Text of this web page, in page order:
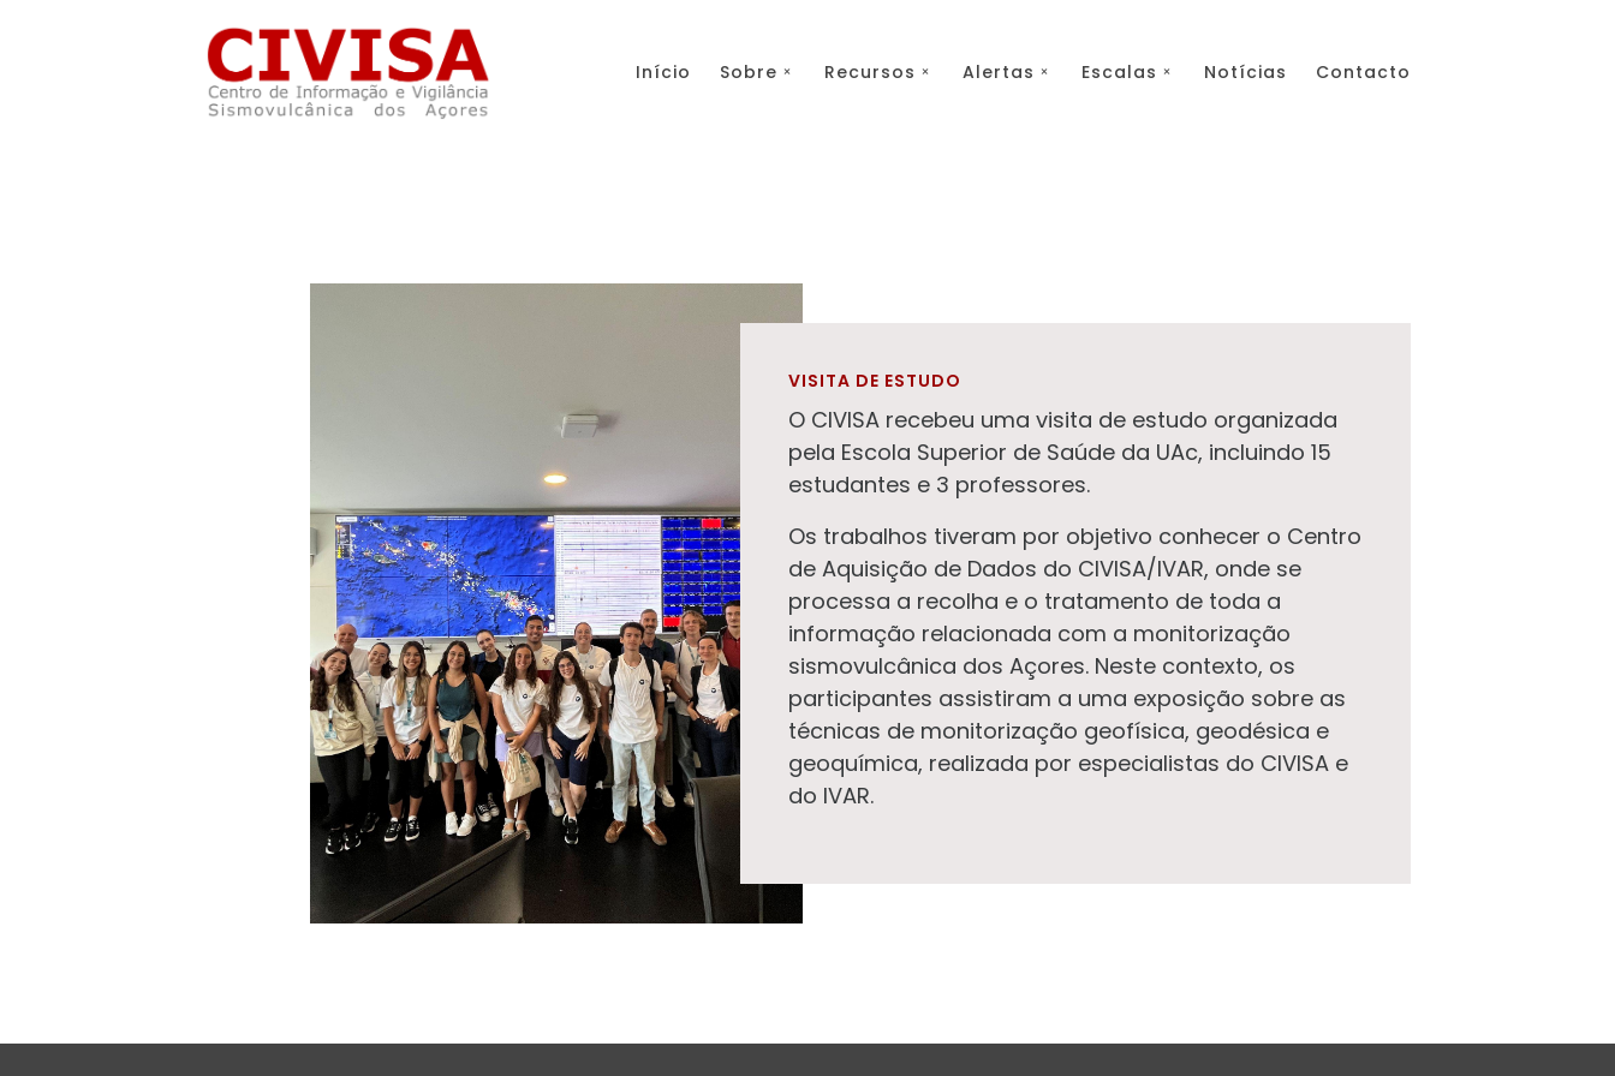
Skip to main content
Início Sobre Recursos Alertas Escalas Notícias Contacto
VISITA DE ESTUDO
O CIVISA recebeu uma visita de estudo organizada
pela Escola Superior de Saúde da UAc, incluindo 15
estudantes e 3 professores.
Os trabalhos tiveram por objetivo conhecer o Centro
de Aquisição de Dados do CIVISA/IVAR, onde se
processa a recolha e o tratamento de toda a
informação relacionada com a monitorização
sismovulcânica dos Açores. Neste contexto, os
participantes assistiram a uma exposição sobre as
técnicas de monitorização geofísica, geodésica e
geoquímica, realizada por especialistas do CIVISA e
do IVAR.